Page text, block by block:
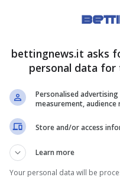
della
un perfetto
di chi sa stare
e
C’è il completo nero
le sue linee e
innamorare
l’abito vinaccia, dalla
bettingnews.it asks
personal data for
Personalised
measurement, audience
Store and/or access
Learn more
Your personal data will be